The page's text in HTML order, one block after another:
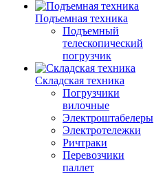
Подъемная техника
Подъемный
телескопический
погрузчик
Складская техника
Погрузчики
вилочные
Электроштабелеры
Электротележки
Ричтраки
Перевозчики
паллет